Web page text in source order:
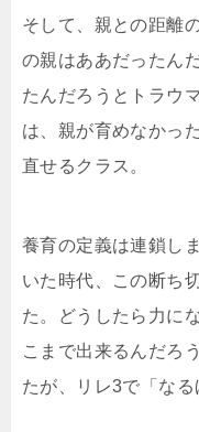
そして、親との距離
の親はああだったん
たんだろうとトラウ
は、親が育めなかっ
直せるクラス。
養育の定義は連鎖し
いた時代、この断ち
た。どうしたら力に
こまで出来るんだろ
たが、リレ3で「なる